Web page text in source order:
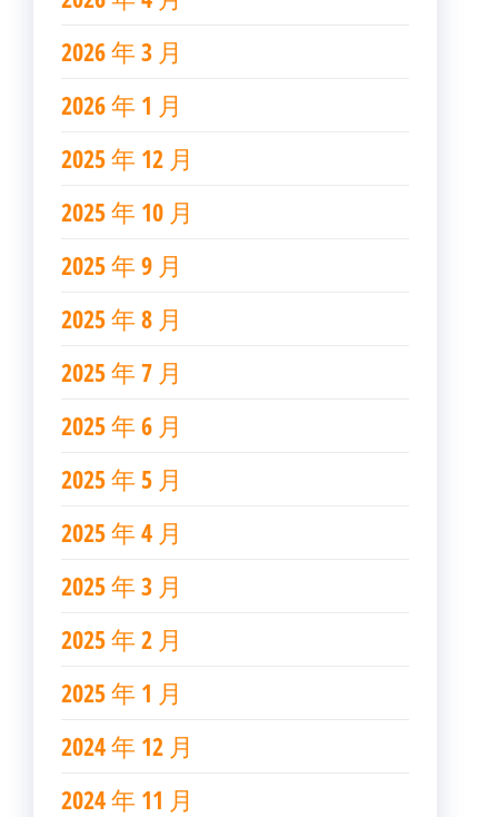
2026 年 3 月
2026 年 1 月
2025 年 12 月
2025 年 10 月
2025 年 9 月
2025 年 8 月
2025 年 7 月
2025 年 6 月
2025 年 5 月
2025 年 4 月
2025 年 3 月
2025 年 2 月
2025 年 1 月
2024 年 12 月
2024 年 11 月